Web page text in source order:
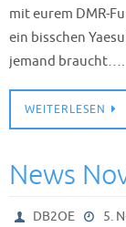
mit eurem DMR-
ein bisschen
jemand braucht….
WEITERLESEN
News
DB2OE 5.